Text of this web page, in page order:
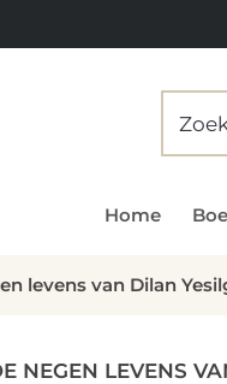
Home
levens van Dilan
NEGEN LEVENS